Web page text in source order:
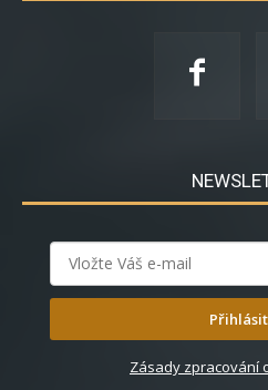
Zásady zpracování